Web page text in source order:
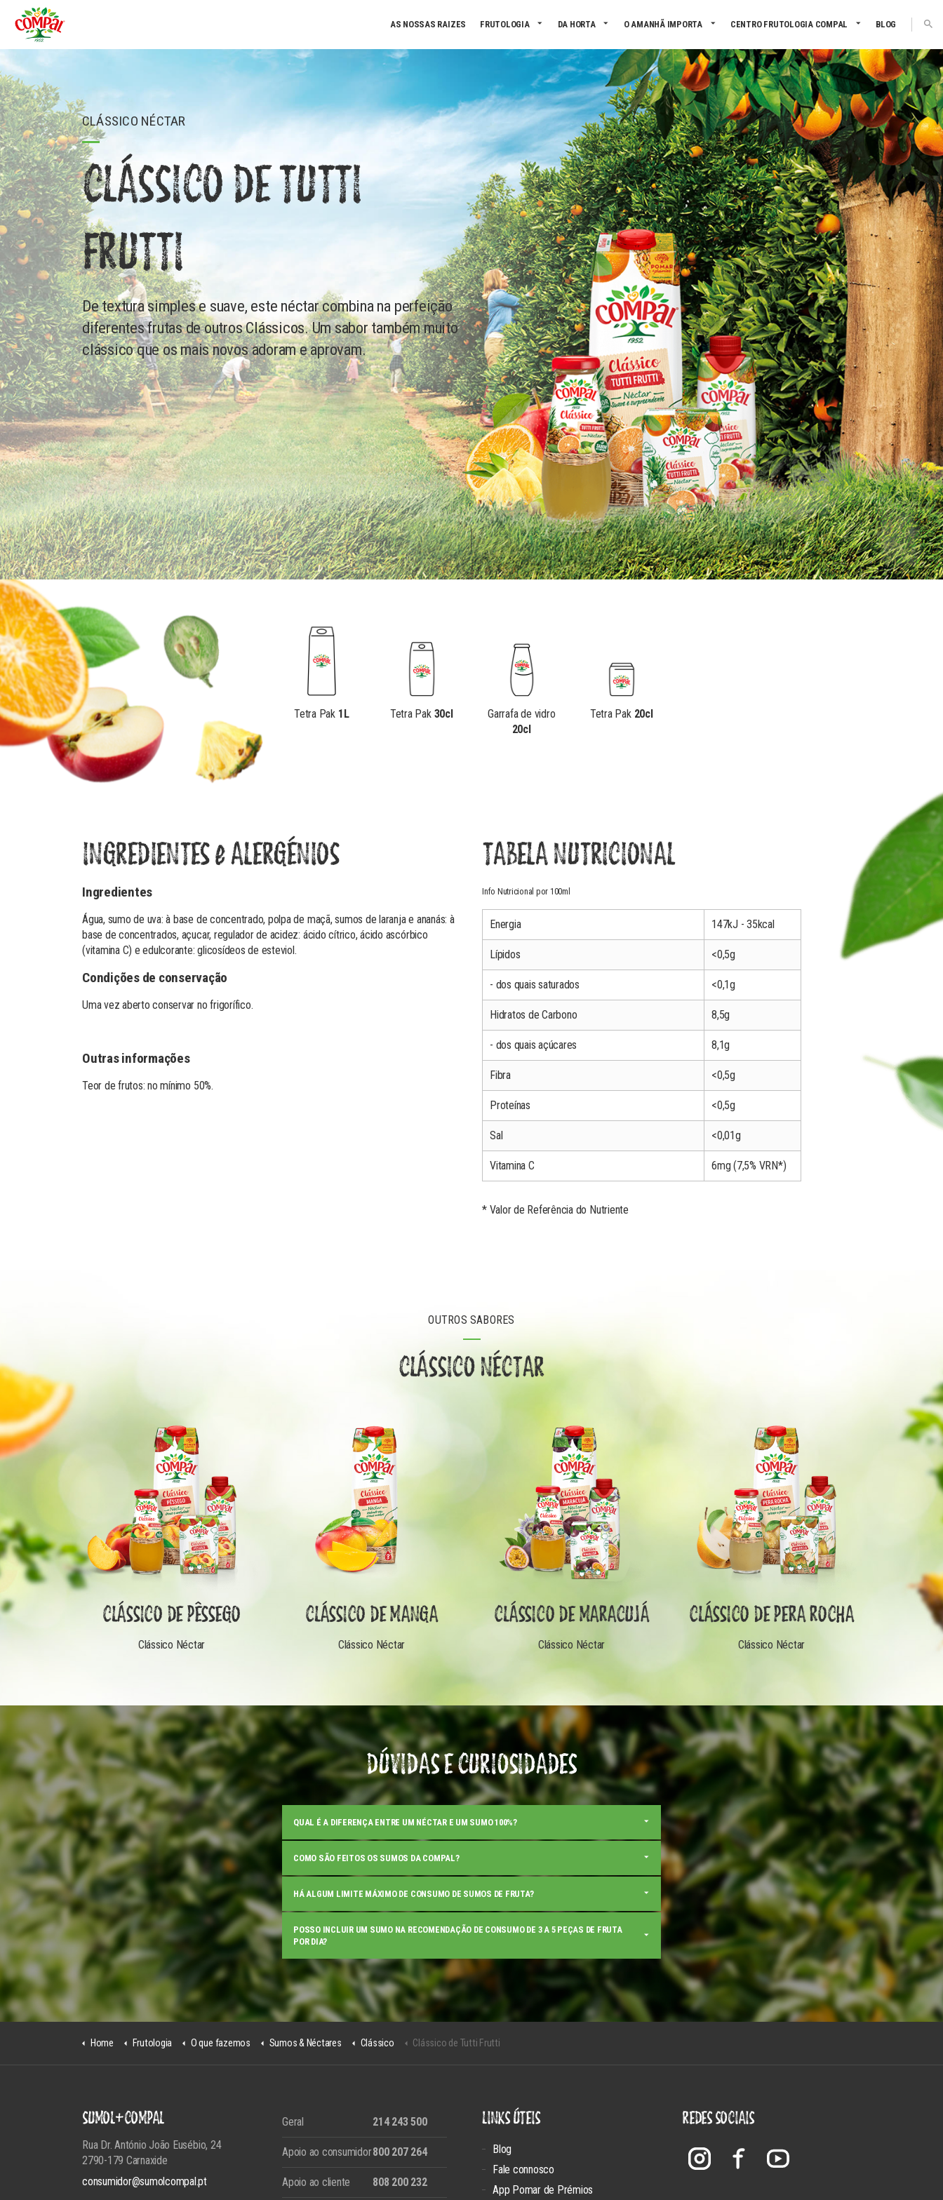
AS NOSSAS RAIZES FRUTOLOGIA DA HORTA O AMANHÃ IMPORTA CENTRO FRUTOLOGIA COMPAL BLOG
CLÁSSICO NÉCTAR
CLÁSSICO DE TUTTI
FRUTTI
De textura simples e suave, este néctar combina na perfeição
diferentes frutas de outros Clássicos. Um sabor também muito
clássico que os mais novos adoram e aprovam.
Tetra Pak 1L Tetra Pak 30cl
Garrafa de vidro
20cl
Tetra Pak 20cl
INGREDIENTES e ALERGÉNIOS
Ingredientes
Água, sumo de uva: à base de concentrado, polpa de maçã, sumos de laranja e ananás: à
base de concentrados, açucar, regulador de acidez: ácido cítrico, ácido ascórbico
(vitamina C) e edulcorante: glicosídeos de esteviol.
Condições de conservação
Uma vez aberto conservar no frigorífico.
Outras informações
Teor de frutos: no mínimo 50%.
TABELA NUTRICIONAL
Info Nutricional por 100ml
Energia 147kJ - 35kcal
Lípidos <0,5g
- dos quais saturados <0,1g
Hidratos de Carbono 8,5g
- dos quais açúcares 8,1g
Fibra <0,5g
Proteínas <0,5g
Sal <0,01g
Vitamina C 6mg (7,5% VRN*)
* Valor de Referência do Nutriente
OUTROS SABORES
CLÁSSICO NÉCTAR
CLÁSSICO DE PÊSSEGO
Clássico Néctar
CLÁSSICO DE MANGA
Clássico Néctar
CLÁSSICO DE MARACUJÁ
Clássico Néctar
CLÁSSICO DE PERA ROCHA
Clássico Néctar
DÚVIDAS E CURIOSIDADES
QUAL É A DIFERENÇA ENTRE UM NÉCTAR E UM SUMO 100%?
COMO SÃO FEITOS OS SUMOS DA COMPAL?
HÁ ALGUM LIMITE MÁXIMO DE CONSUMO DE SUMOS DE FRUTA?
POSSO INCLUIR UM SUMO NA RECOMENDAÇÃO DE CONSUMO DE 3 A 5 PEÇAS DE FRUTA
POR DIA?
Home Frutologia O que fazemos Sumos & Néctares Clássico Clássico de Tutti Frutti
SUMOL+COMPAL
Rua Dr. António João Eusébio, 24
2790-179 Carnaxide
consumidor@sumolcompal.pt
Geral 214 243 500
Apoio ao consumidor800 207 264
Apoio ao cliente 808 200 232
LINKS ÚTEIS
Blog
Fale connosco
App Pomar de Prémios
REDES SOCIAIS